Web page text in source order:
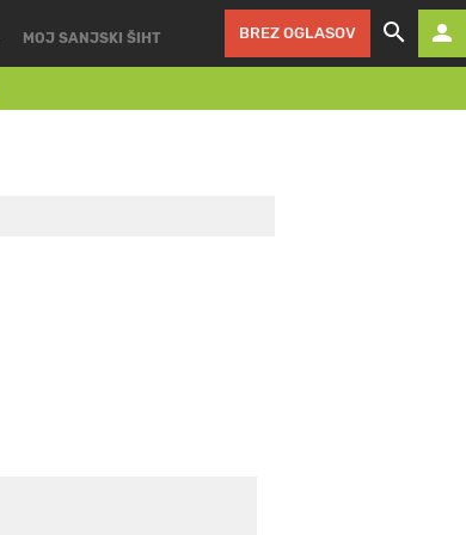
MOJ SANJSKI ŠIHT BREZ OGLASOV